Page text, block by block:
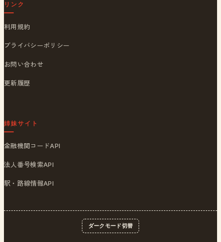
リンク
利用規約
プライバシーポリシー
お問い合わせ
更新履歴
姉妹サイト
金融機関コードAPI
法人番号検索API
駅・路線情報API
ダークモード切替